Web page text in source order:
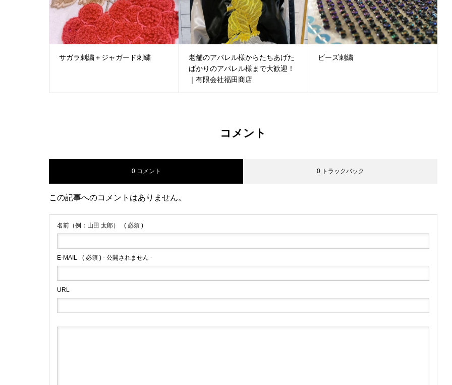
サガラ刺繍＋ジャガード刺繍
老舗のアパレル様からたちあげた
ばかりのアパレル様まで大歓迎！
｜有限会社福田商店
ビーズ刺繍
コメント
0 コメント 0 トラックバック
この記事へのコメントはありません。
名前（例：山田 太郎） ( 必須 )
E-MAIL ( 必須 ) - 公開されません -
URL